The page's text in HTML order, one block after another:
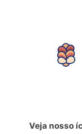
Veja nosso